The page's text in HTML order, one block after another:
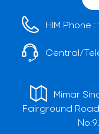
HIM Phone :
Central/
Mimar
Fairground